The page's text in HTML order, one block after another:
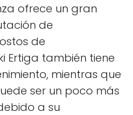
ofrece un gran
de
de
Ertiga también tiene
mientras que
ser un poco más
a su